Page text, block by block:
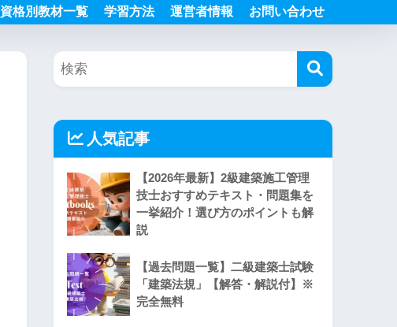
資格別教材一覧 学習方法 運営者情報 お問い合わせ
人気記事
【2026年最新】2級建築施工管理
技士おすすめテキスト・問題集を
一挙紹介！選び方のポイントも解
説
【過去問題一覧】二級建築士試験
「建築法規」【解答・解説付】※
完全無料